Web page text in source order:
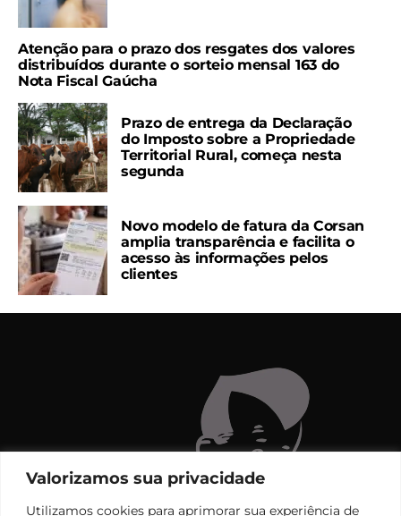
Valorizamos sua privacidade
Utilizamos cookies para aprimorar sua experiência de
Atenção para o prazo dos resgates dos valores
distribuídos durante o sorteio mensal 163 do
Nota Fiscal Gaúcha
Prazo de entrega da Declaração
do Imposto sobre a Propriedade
Territorial Rural, começa nesta
segunda
Novo modelo de fatura da Corsan
amplia transparência e facilita o
acesso às informações pelos
clientes